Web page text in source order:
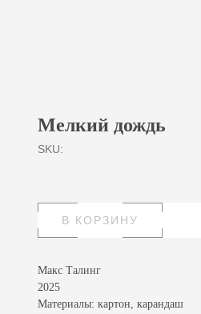
Мелкий дождь
SKU:
В КОРЗИНУ
Макс Талинг
2025
Материалы: картон, карандаш